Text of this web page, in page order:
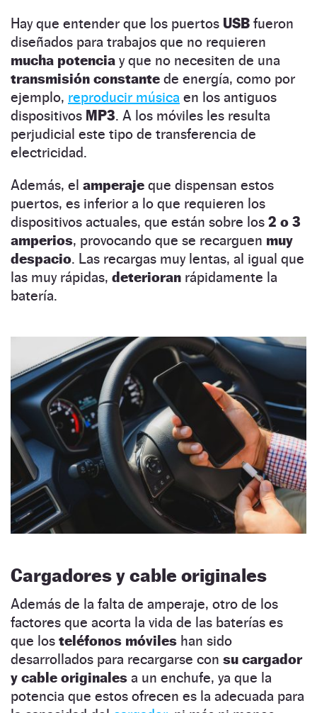
Hay que entender que los puertos USB fueron
diseñados para trabajos que no requieren
mucha potencia y que no necesiten de una
transmisión constante de energía, como por
ejemplo, reproducir música en los antiguos
dispositivos MP3. A los móviles les resulta
perjudicial este tipo de transferencia de
electricidad.
Además, el amperaje que dispensan estos
puertos, es inferior a lo que requieren los
dispositivos actuales, que están sobre los 2 o 3
amperios, provocando que se recarguen muy
despacio. Las recargas muy lentas, al igual que
las muy rápidas, deterioran rápidamente la
batería.
Cargadores y cable originales
Además de la falta de amperaje, otro de los
factores que acorta la vida de las baterías es
que los teléfonos móviles han sido
desarrollados para recargarse con su cargador
y cable originales a un enchufe, ya que la
potencia que estos ofrecen es la adecuada para